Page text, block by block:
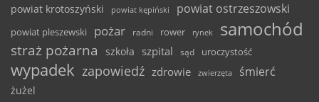
powiat krotoszyński powiat kępiński powiat ostrzeszowski
powiat pleszewski pożar radni rower rynek samochód
straż pożarna szkoła szpital sąd uroczystość
wypadek zapowiedź zdrowie zwierzęta śmierć
żużel